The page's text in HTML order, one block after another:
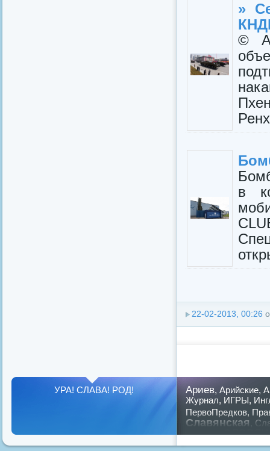
»
©
в
22-02-2013, 00:26
Ариев, Арийские,
Журнал, ИГРЫ,
ПервоПредков,
Славянская
русский,славян
УРА! СЛАВА! РОД!